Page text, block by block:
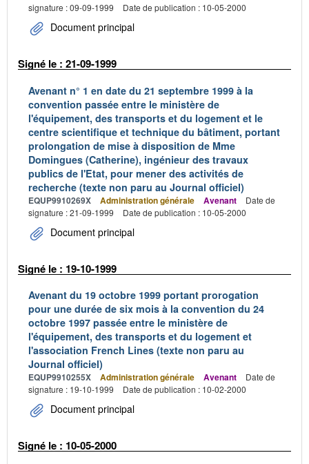
signature : 09-09-1999
Date de publication : 10-05-2000
Document principal
Signé le : 21-09-1999
Avenant n° 1 en date du 21 septembre 1999 à la
convention passée entre le ministère de
l'équipement, des transports et du logement et le
centre scientifique et technique du bâtiment, portant
prolongation de mise à disposition de Mme
Domingues (Catherine), ingénieur des travaux
publics de l'Etat, pour mener des activités de
recherche (texte non paru au Journal officiel)
EQUP9910269X Administration générale Avenant
Date de
signature : 21-09-1999
Date de publication : 10-05-2000
Document principal
Signé le : 19-10-1999
Avenant du 19 octobre 1999 portant prorogation
pour une durée de six mois à la convention du 24
octobre 1997 passée entre le ministère de
l'équipement, des transports et du logement et
l'association French Lines (texte non paru au
Journal officiel)
EQUP9910255X Administration générale Avenant
Date de
signature : 19-10-1999
Date de publication : 10-02-2000
Document principal
Signé le : 10-05-2000